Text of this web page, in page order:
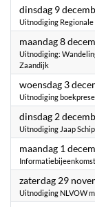
dinsdag 9
Uitnodiging
maandag 8
Uitnodiging:
Zaandijk
woensdag 3
Uitnodiging
dinsdag 2
Uitnodiging Jaap
maandag 1
zaterdag 29
Uitnodiging NLVOW